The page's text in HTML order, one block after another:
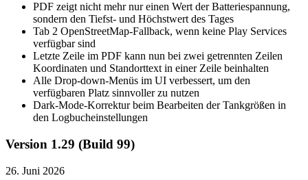
PDF zeigt nicht mehr nur einen Wert der Batteriespannung,
sondern den Tiefst- und Höchstwert des Tages
Tab 2 OpenStreetMap-Fallback, wenn keine Play Services
verfügbar sind
Letzte Zeile im PDF kann nun bei zwei getrennten Zeilen
Koordinaten und Standorttext in einer Zeile beinhalten
Alle Drop-down-Menüs im UI verbessert, um den
verfügbaren Platz sinnvoller zu nutzen
Dark-Mode-Korrektur beim Bearbeiten der Tankgrößen in
den Logbucheinstellungen
Version 1.29 (Build 99)
26. Juni 2026